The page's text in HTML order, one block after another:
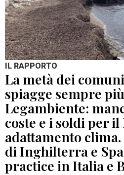
IL RAPPORTO
La metà dei
spiagge sempre
Legambiente:
coste e i soldi per il
adattamento
di Inghilterra e
practice in Italia e